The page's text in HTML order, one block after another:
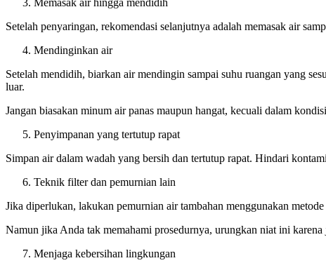
Memasak air hingga mendidih
Setelah penyaringan, rekomendasi selanjutnya adalah memasak air
Mendinginkan air
Setelah mendidih, biarkan air mendingin sampai suhu ruangan yang
luar.
Jangan biasakan minum air panas maupun hangat, kecuali dalam
Penyimpanan yang tertutup rapat
Simpan air dalam wadah yang bersih dan tertutup rapat. Hindari
Teknik filter dan pemurnian lain
Jika diperlukan, lakukan pemurnian air tambahan menggunakan
Namun jika Anda tak memahami prosedurnya, urungkan niat ini
Menjaga kebersihan lingkungan